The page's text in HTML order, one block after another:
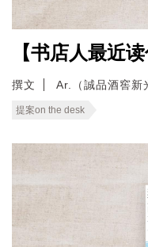
【书店人最近
撰文 Ar.（誠品酒窖新
提案on the desk